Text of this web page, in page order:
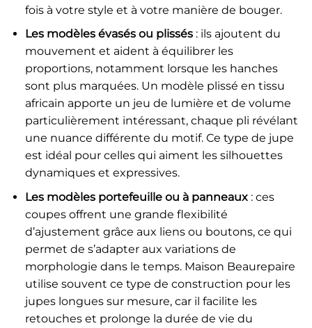
fois à votre style et à votre manière de bouger.
Les modèles évasés ou plissés: ils ajoutent du
mouvement et aident à équilibrer les
proportions, notamment lorsque les hanches
sont plus marquées. Un modèle plissé en tissu
africain apporte un jeu de lumière et de volume
particulièrement intéressant, chaque pli révélant
une nuance différente du motif. Ce type de jupe
est idéal pour celles qui aiment les silhouettes
dynamiques et expressives.
Les modèles portefeuille ou à panneaux: ces
coupes offrent une grande flexibilité
d’ajustement grâce aux liens ou boutons, ce qui
permet de s’adapter aux variations de
morphologie dans le temps. Maison Beaurepaire
utilise souvent ce type de construction pour les
jupes longues sur mesure, car il facilite les
retouches et prolonge la durée de vie du